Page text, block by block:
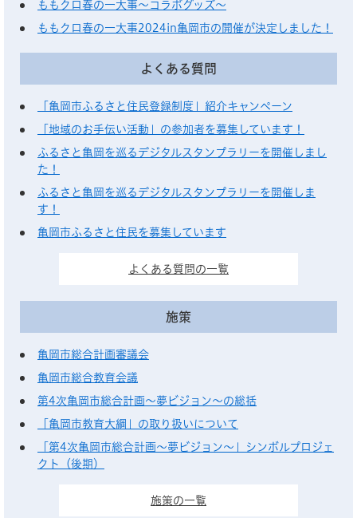
ももクロ春の一大事～コラボグッズ～
ももクロ春の一大事2024in亀岡市の開催が決定しました！
よくある質問
「亀岡市ふるさと住民登録制度」紹介キャンペーン
「地域のお手伝い活動」の参加者を募集しています！
ふるさと亀岡を巡るデジタルスタンプラリーを開催しまし
た！
ふるさと亀岡を巡るデジタルスタンプラリーを開催しま
す！
亀岡市ふるさと住民を募集しています
よくある質問の一覧
施策
亀岡市総合計画審議会
亀岡市総合教育会議
第4次亀岡市総合計画～夢ビジョン～の総括
「亀岡市教育大綱」の取り扱いについて
「第4次亀岡市総合計画～夢ビジョン～」シンボルプロジェ
クト（後期）
施策の一覧